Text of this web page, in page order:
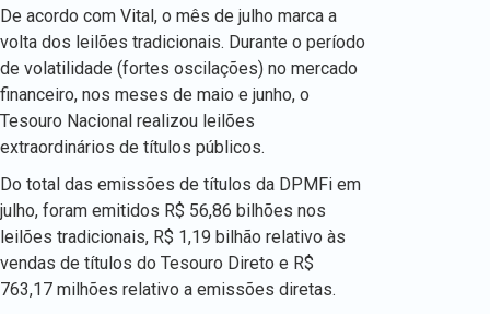
De acordo com Vital, o mês de julho marca a
volta dos leilões tradicionais. Durante o período
de volatilidade (fortes oscilações) no mercado
financeiro, nos meses de maio e junho, o
Tesouro Nacional realizou leilões
extraordinários de títulos públicos.
Do total das emissões de títulos da DPMFi em
julho, foram emitidos R$ 56,86 bilhões nos
leilões tradicionais, R$ 1,19 bilhão relativo às
vendas de títulos do Tesouro Direto e R$
763,17 milhões relativo a emissões diretas.